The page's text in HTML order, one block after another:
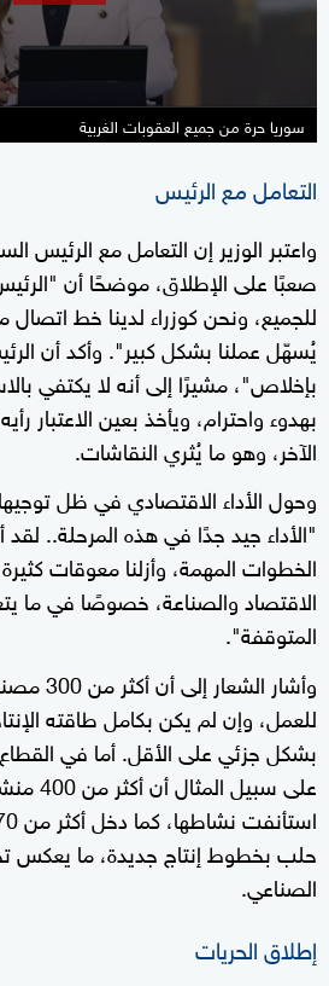
سوريا حرة من جميع العقوبات الغربية
التعامل مع الرئيس
واعتبر الوزير إن التعامل مع الرئيس
صعبًا على الإطلاق، موضحًا أن
للجميع، ونحن كوزراء لدينا خط
يُسهّل عملنا بشكل كبير". وأكد أن
بإخلاص"، مشيرًا إلى أنه لا يكتفي
بهدوء واحترام، ويأخذ بعين
الآخر، وهو ما يُثري النقاشات.
وحول الأداء الاقتصادي في ظل
"الأداء جيد جدًا في هذه المرحلة.. لقد
الخطوات المهمة، وأزلنا معوقات
الاقتصاد والصناعة، خصوصًا في ما
المتوقفة".
وأشار
للعمل، وإن لم يكن بكامل طاقته
بشكل جزئي على الأقل. أما في
على
حلب بخطوط إنتاج جديدة، ما يعكس
الصناعي.
إطلاق الحريات